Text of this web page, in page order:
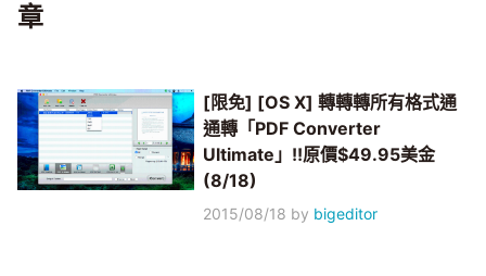
章
[限免] [OS X] 轉轉轉所有格式通
通轉「PDF Converter
Ultimate」!!原價$49.95美金
(8/18)
2015/08/18 by bigeditor